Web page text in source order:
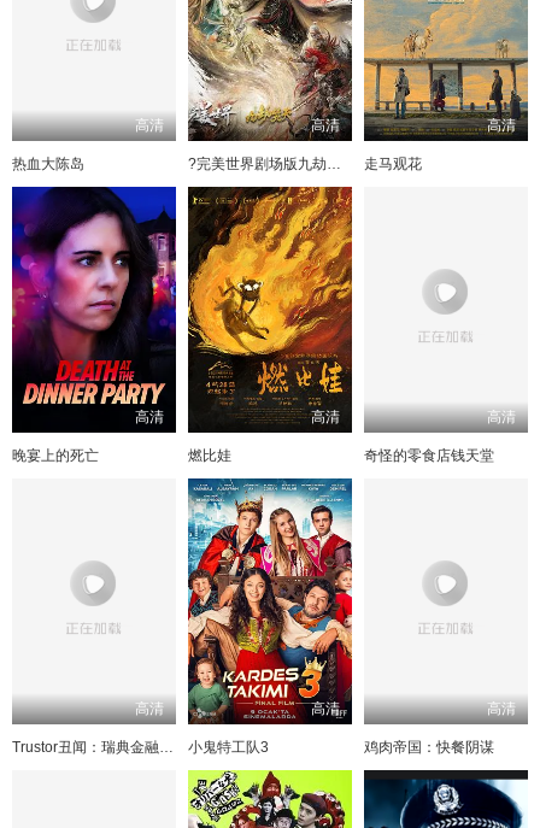
高清
热血大陈岛
高清
?完美世界剧场版九劫焚天?
高清
走马观花
高清
晚宴上的死亡
高清
燃比娃
高清
奇怪的零食店钱天堂
高清
Trustor丑闻：瑞典金融案内幕
高清
小鬼特工队3
高清
鸡肉帝国：快餐阴谋